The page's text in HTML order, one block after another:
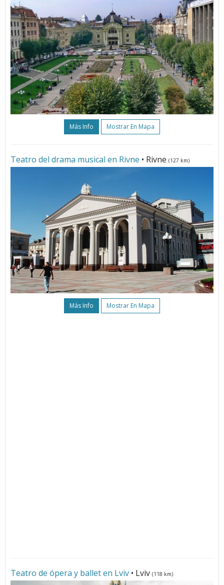
Más Info Mostrar En Mapa
Teatro del drama musical en Rivne • Rivne (127 km)
Más Info Mostrar En Mapa
Teatro de ópera y ballet en Lviv • Lviv (118 km)